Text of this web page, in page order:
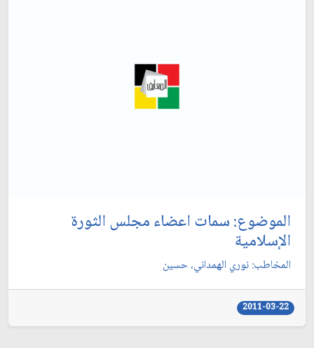
الموضوع: سمات اعضاء مجلس الثورة
الإسلامية
المخاطب: نوري الهمداني، حسين‏
2011-03-22